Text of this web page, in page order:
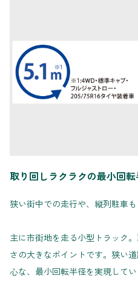
取り回しラクラクの最小回転
狭い街中での走行や、縦列駐車
主に市街地を走る小型トラック
さの大きなポイントです。狭い
心な、最小回転半径を実現して